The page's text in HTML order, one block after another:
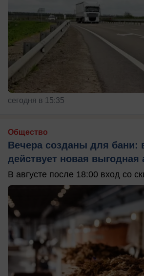
сегодня в 15:35
Общество
Вечера созданы для бани:
действует новая выгодная
В августе после 18:00 вход со